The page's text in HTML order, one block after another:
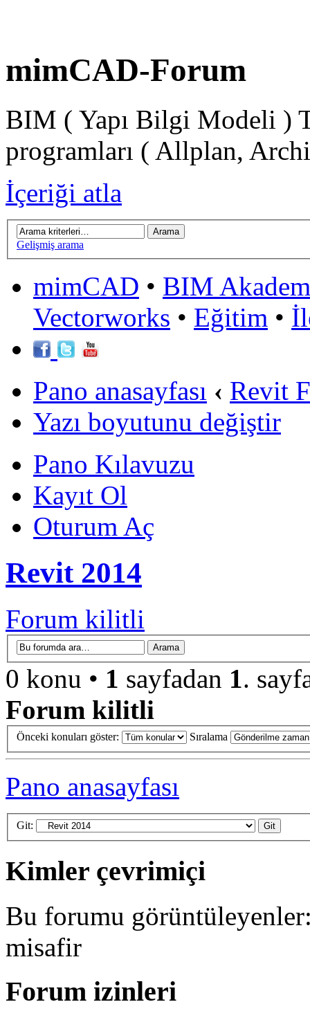
mimCAD-Forum
BIM ( Yapı Bilgi Modeli )
programları ( Allplan,
İçeriği atla
Gelişmiş arama
mimCAD • BIM
Vectorworks • Eğitim •
Pano anasayfası ‹ Revit
Yazı boyutunu değiştir
Pano Kılavuzu
Kayıt Ol
Oturum Aç
Revit 2014
Forum kilitli
0 konu • 1 sayfadan 1.
Forum kilitli
Önceki konuları göster: Sıralama
Pano anasayfası
Git:
Kimler çevrimiçi
Bu forumu
misafir
Forum izinleri